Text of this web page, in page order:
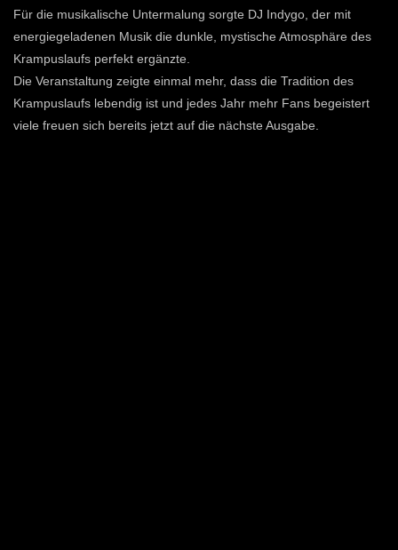
Für die musikalische Untermalung sorgte DJ Indygo, der mit
energiegeladenen Musik die dunkle, mystische Atmosphäre des
Krampuslaufs perfekt ergänzte.
Die Veranstaltung zeigte einmal mehr, dass die Tradition des
Krampuslaufs lebendig ist und jedes Jahr mehr Fans begeistert
viele freuen sich bereits jetzt auf die nächste Ausgabe.